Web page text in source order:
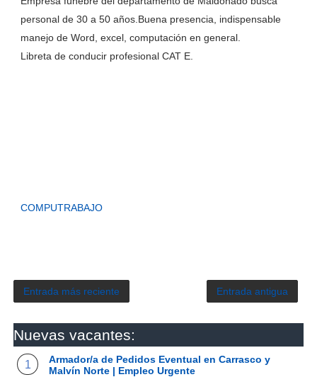
personal de 30 a 50 años.Buena presencia, indispensable
manejo de Word, excel, computación en general.
Libreta de conducir profesional CAT E.
COMPUTRABAJO
Entrada más reciente Entrada antigua
Nuevas vacantes:
Armador/a de Pedidos Eventual en Carrasco y
Malvín Norte | Empleo Urgente